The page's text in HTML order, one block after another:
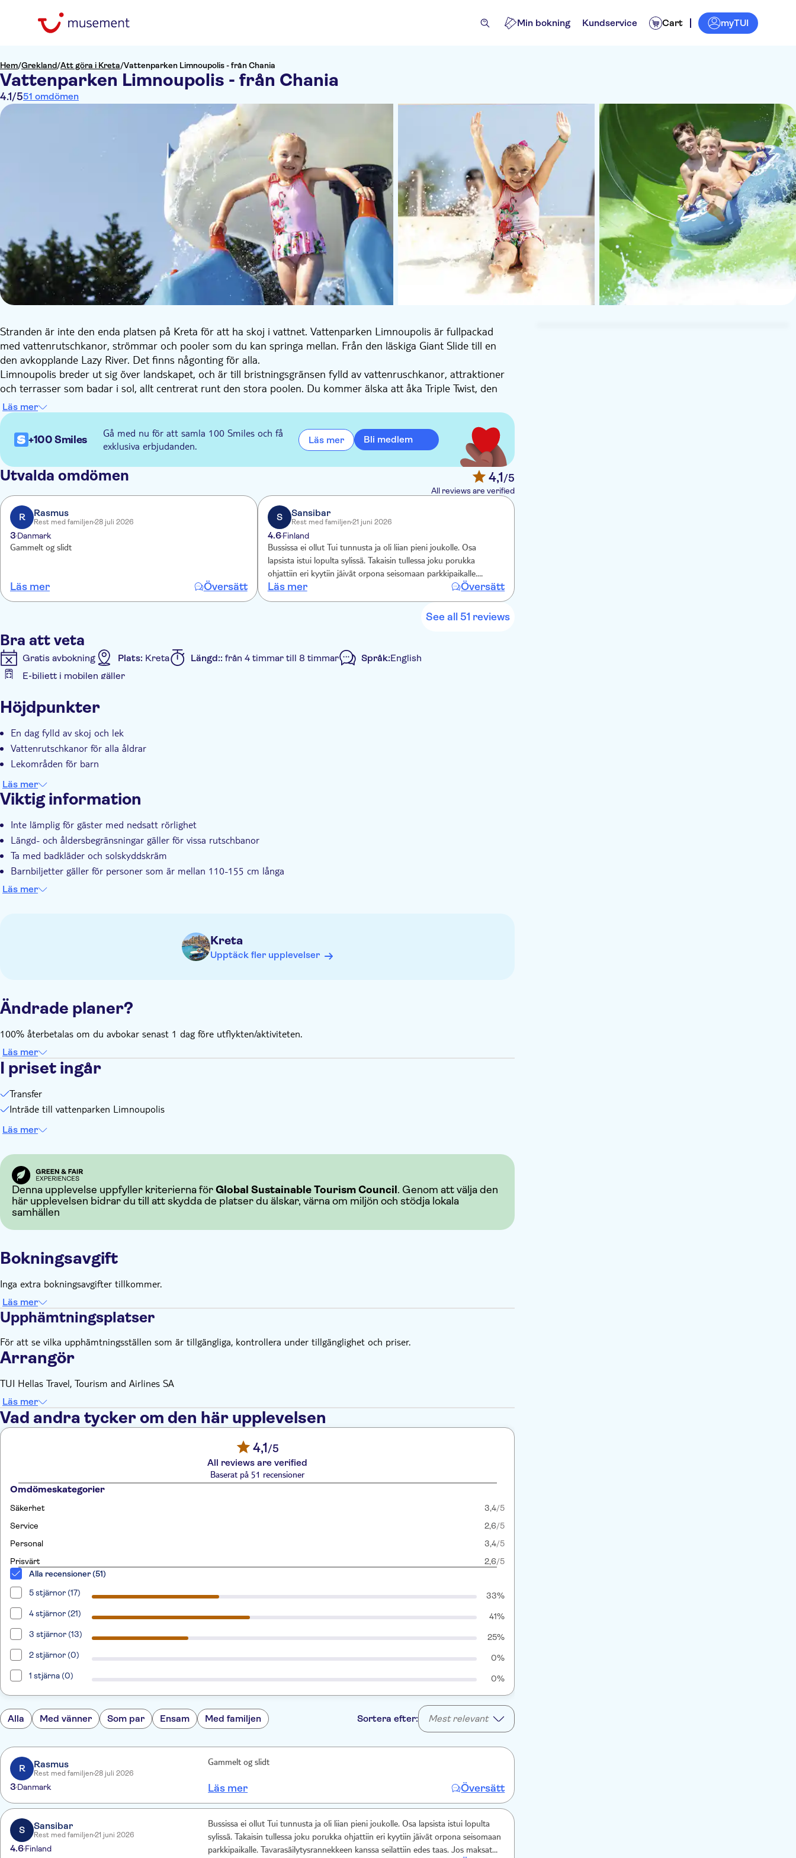
Min bokning Kundservice Cart myTUI
Hem/Grekland/Att göra i Kreta/Vattenparken Limnoupolis - från Chania
Vattenparken Limnoupolis - från Chania
4.1 /551 omdömen
Stranden är inte den enda platsen på Kreta för att ha skoj i vattnet. Vattenparken Limnoupolis är fullpackad
med vattenrutschkanor, strömmar och pooler som du kan springa mellan. Från den läskiga Giant Slide till en
den avkopplande Lazy River. Det finns någonting för alla.
Limnoupolis breder ut sig över landskapet, och är till bristningsgränsen fylld av vattenruschkanor, attraktioner
och terrasser som badar i sol, allt centrerat runt den stora poolen. Du kommer älska att åka Triple Twist, den
fantastiska Giant Slide och det skummande vattnet i Crazy River.
Det finns också en barnpool, ett Tarzanland, mini-motorcyklar och fotboll för de små. Lägg därtill en lekplats,
kaféer, barer och mycket plats att lapa sol på och du har alla ingredienser för en fantastisk dag. Vi hämtar upp
dig på morgonen och tar dig tillbaka till ditt hotell under eftermiddagen.
Läs mer
+100 Smiles
Gå med nu för att samla 100 Smiles och få
exklusiva erbjudanden.
Läs mer Bli medlem
Utvalda omdömen 4,1/5
All reviews are verified
R Rasmus
Rest med familjen 28 juli 2026
3 Danmark
Gammelt og slidt
Läs mer Översätt
S Sansibar
Rest med familjen21 juni 2026
4.6Finland
Bussissa ei ollut Tui tunnusta ja oli liian pieni joukolle. Osa
lapsista istui lopulta sylissä. Takaisin tullessa joku porukka
ohjattiin eri kyytiin jäivät orpona seisomaan parkkipaikalle.
Tavarasäilytysrannekkeen kanssa seilattiin edes taas. Jos maksat
käteisellä niin jonon ohi jos kortilla jonon perälle eikä sitä myyty
heti sisään tullessa. olisi muuten hyvä jos isompien liukumäkien
Läs mer Översätt
See all 51 reviews
Bra att veta
Gratis avbokning Plats: Kreta Längd:: från 4 timmar till 8 timmar Språk:English
E-biljett i mobilen gäller
Entréavgift ingår
Höjdpunkter
En dag fylld av skoj och lek
Vattenrutschkanor för alla åldrar
Lekområden för barn
Läs mer
Viktig information
Inte lämplig för gäster med nedsatt rörlighet
Längd- och åldersbegränsningar gäller för vissa rutschbanor
Ta med badkläder och solskyddskräm
Barnbiljetter gäller för personer som är mellan 110-155 cm långa
Vuxenpriser gäller för personer över 155 cm, oavsett ålder
Läs mer
Kreta
Upptäck fler upplevelser
Ändrade planer?
100% återbetalas om du avbokar senast 1 dag före utflykten/aktiviteten.
Läs mer
I priset ingår
Transfer
Inträde till vattenparken Limnoupolis
Läs mer
Denna upplevelse uppfyller kriterierna för Global Sustainable Tourism Council . Genom att välja den
här upplevelsen bidrar du till att skydda de platser du älskar, värna om miljön och stödja lokala
samhällen
Bokningsavgift
Inga extra bokningsavgifter tillkommer.
Läs mer
Upphämtningsplatser
För att se vilka upphämtningsställen som är tillgängliga, kontrollera under tillgänglighet och priser.
Arrangör
TUI Hellas Travel, Tourism and Airlines SA
Läs mer
Vad andra tycker om den här upplevelsen
4,1/5
All reviews are verified
Baserat på 51 recensioner
Omdömeskategorier
Säkerhet 3,4/5
Service
2,6/5
Personal
3,4/5
Prisvärt
2,6/5
Alla recensioner (51)
5 stjärnor (17)
33%
4 stjärnor (21)
41%
3 stjärnor (13)
25%
2 stjärnor (0)
0%
1 stjärna (0)
0%
Alla Med vänner Som par Ensam Med familjen Sortera efter: Mest relevant
R Rasmus
Rest med familjen 28 juli 2026
3 Danmark
Gammelt og slidt
Läs mer Översätt
S Sansibar
Rest med familjen 21 juni 2026
4.6Finland
Bussissa ei ollut Tui tunnusta ja oli liian pieni joukolle. Osa lapsista istui lopulta
sylissä. Takaisin tullessa joku porukka ohjattiin eri kyytiin jäivät orpona seisomaan
parkkipaikalle. Tavarasäilytysrannekkeen kanssa seilattiin edes taas. Jos maksat